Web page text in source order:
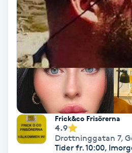
Skinbooster
Sklerosering
Skoinlägg
Skägg
Skäggfärgning
Skäggklippning
Frick&co Frisörerna
4.9
Drottninggatan 7,
Tider fr. 10:00,